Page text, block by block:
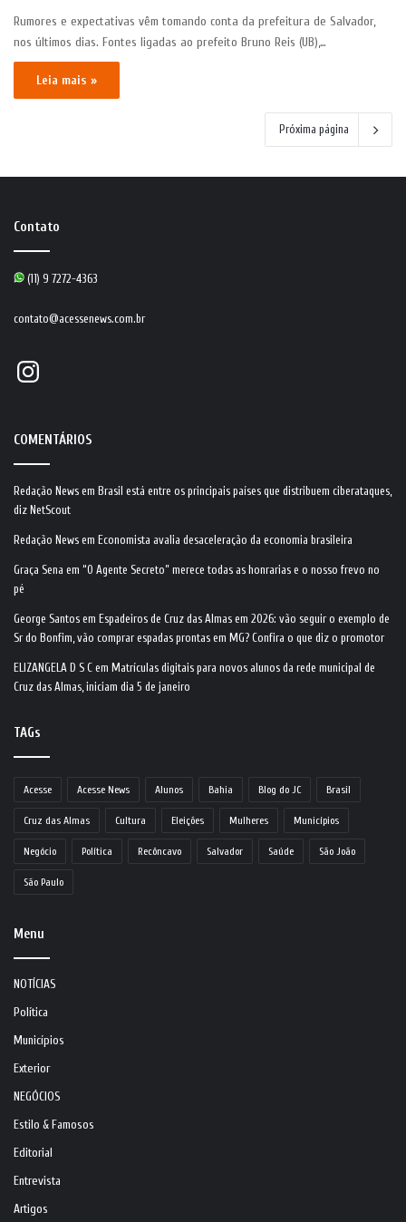
Rumores e expectativas vêm tomando conta da prefeitura de Salvador,
nos últimos dias. Fontes ligadas ao prefeito Bruno Reis (UB),…
Leia mais »
Próxima página
Contato
(11) 9 7272-4363
contato@acessenews.com.br
Instagram
COMENTÁRIOS
Redação News em Brasil está entre os principais países que distribuem ciberataques,
diz NetScout
Redação News em Economista avalia desaceleração da economia brasileira
Graça Sena em “O Agente Secreto” merece todas as honrarias e o nosso frevo no
pé
George Santos em Espadeiros de Cruz das Almas em 2026: vão seguir o exemplo de
Sr do Bonfim, vão comprar espadas prontas em MG? Confira o que diz o promotor
ELIZANGELA D S C em Matrículas digitais para novos alunos da rede municipal de
Cruz das Almas, iniciam dia 5 de janeiro
TAGs
Acesse Acesse News Alunos Bahia Blog do JC Brasil
Cruz das Almas Cultura Eleições Mulheres Municípios
Negócio Política Recôncavo Salvador Saúde São João
São Paulo
Menu
NOTÍCIAS
Política
Municípios
Exterior
NEGÓCIOS
Estilo & Famosos
Editorial
Entrevista
Artigos